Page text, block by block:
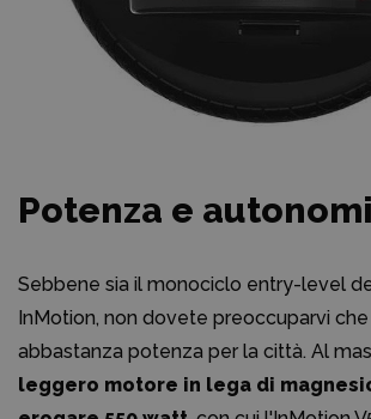
Potenza e
Sebbene sia il monociclo entry-level
InMotion, non dovete preoccuparvi
abbastanza potenza per la città. Al
leggero motore in lega di